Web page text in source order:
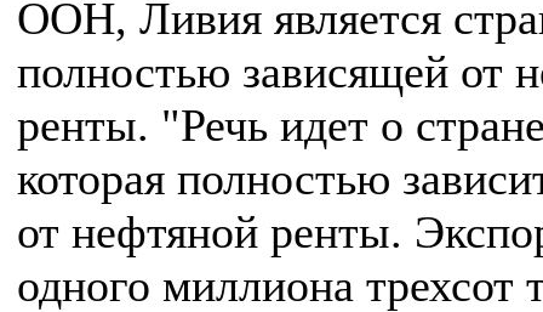
ООН, Ливия является
полностью зависящей от
ренты. "Речь идет о
которая полностью
от нефтяной ренты.
одного миллиона трехсот